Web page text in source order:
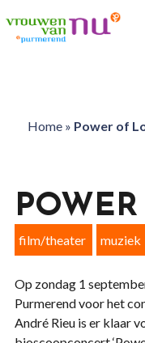
Home» Power of
film/theater muziek
Op zondag 1
Purmerend voor het
André Rieu is er klaar